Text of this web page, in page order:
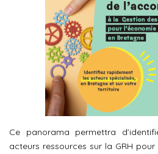
Ce panorama permettra
acteurs ressources sur la GRH pour